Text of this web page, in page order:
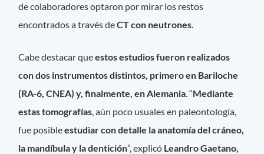
de colaboradores optaron por mirar los restos
encontrados a través deCT con neutrones.
Cabe destacar queestos estudios fueron realizados
con dos instrumentos distintos, primero en Bariloche
(RA-6, CNEA) y, finalmente, en Alemania. “Mediante
estas tomografías, aún poco usuales en paleontología,
fue posibleestudiar con detalle la anatomía del cráneo,
la mandíbula y la dentición”, explicó Leandro Gaetano,